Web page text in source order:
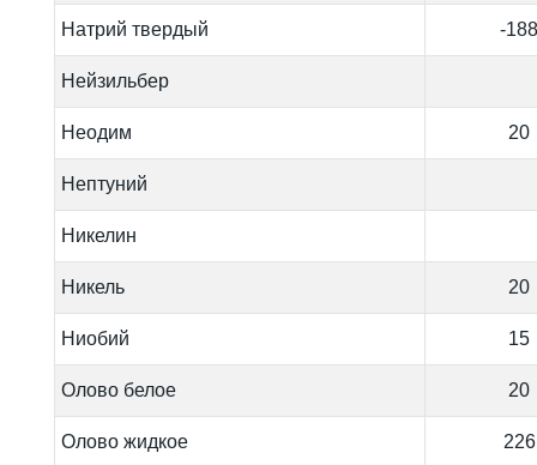
Натрий твердый -188
Нейзильбер
Неодим 20
Нептуний
Никелин
Никель 20
Ниобий 15
Олово белое 20
Олово жидкое 226